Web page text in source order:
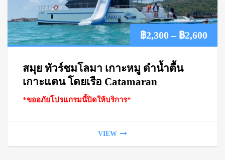
฿2,300 – ฿2,600
฿
สมุย ทัวร์ชมโลมา เกาะหมู ดำน้ำตื้น
เกาะแตน โดยเรือ Catamaran
*ขออภัยโปรแกรมนี้ปิดให้บริการ*
VIEW